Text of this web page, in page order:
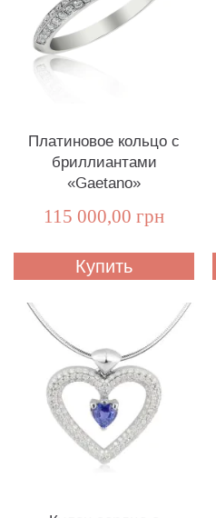
Платиновое кольцо с
бриллиантами
«Gaetano»
115 000,00 грн
Купить